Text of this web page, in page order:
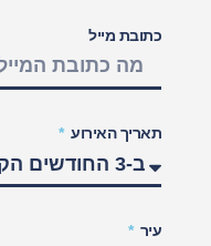
כתובת מייל
תאריך האירוע
עיר